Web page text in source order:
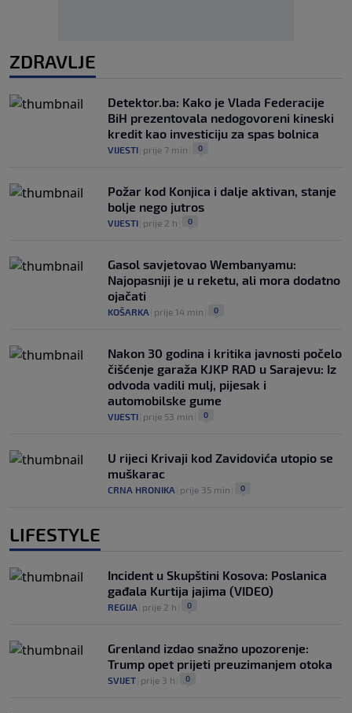
ZDRAVLJE
Detektor.ba: Kako je Vlada Federacije
BiH prezentovala nedogovoreni kineski
kredit kao investiciju za spas bolnica
VIJESTI prije 7 min 0
Požar kod Konjica i dalje aktivan, stanje
bolje nego jutros
VIJESTI prije 2 h 0
Gasol savjetovao Wembanyamu:
Najopasniji je u reketu, ali mora dodatno
ojačati
KOŠARKA prije 14 min 0
Nakon 30 godina i kritika javnosti počelo
čišćenje garaža KJKP RAD u Sarajevu: Iz
odvoda vadili mulj, pijesak i
automobilske gume
VIJESTI prije 53 min 0
U rijeci Krivaji kod Zavidovića utopio se
muškarac
CRNA HRONIKA prije 35 min 0
LIFESTYLE
Incident u Skupštini Kosova: Poslanica
gađala Kurtija jajima (VIDEO)
REGIJA prije 2 h 0
Grenland izdao snažno upozorenje:
Trump opet prijeti preuzimanjem otoka
SVIJET prije 3 h 0